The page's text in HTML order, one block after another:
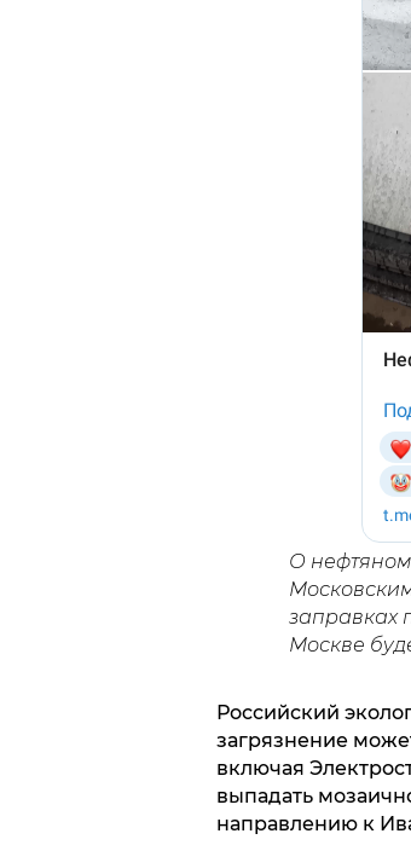
О
заправках
Москве
Российский
загрязнение
включая
выпадать
направлению к